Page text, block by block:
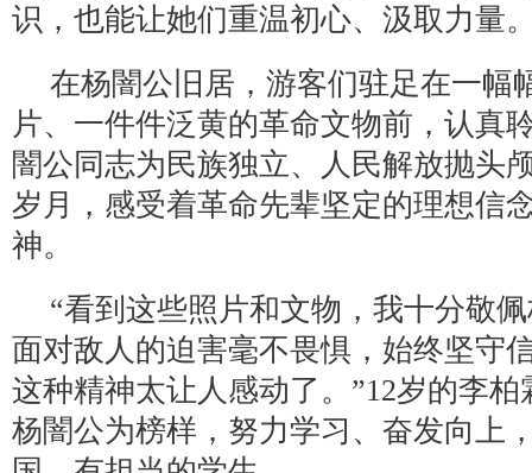
识，也能让她们重温初心、汲取力量
在杨闇公旧居，游客们驻足在一幅
片、一件件泛黄的革命文物前，认真
闇公同志为民族独立、人民解放抛头
岁月，感受着革命先辈坚定的理想信
神。
“看到这些照片和文物，我十分敬
面对敌人的迫害毫不畏惧，始终坚守
这种精神太让人感动了。”12岁的李
杨闇公为榜样，努力学习、奋发向上